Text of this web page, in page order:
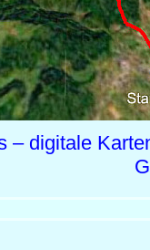
– digitale